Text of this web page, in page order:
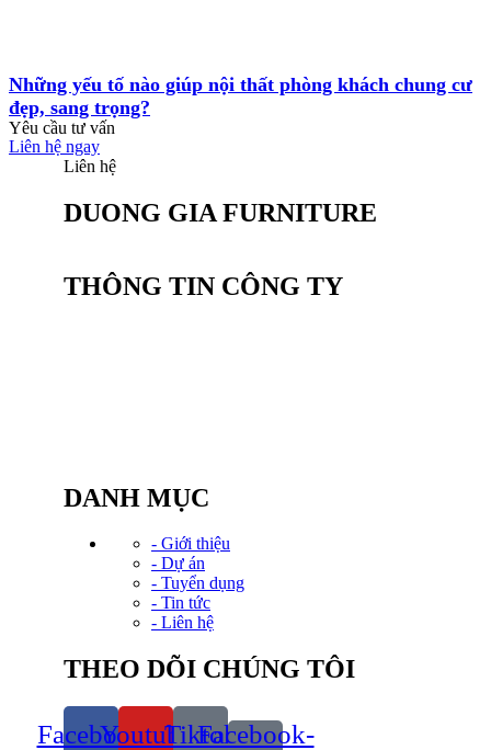
Những yếu tố nào giúp nội thất phòng khách chung cư
đẹp, sang trọng?
Yêu cầu tư vấn
Liên hệ ngay
Liên hệ
DUONG GIA FURNITURE
THÔNG TIN CÔNG TY
DANH MỤC
- Giới thiệu
- Dự án
- Tuyển dụng
- Tin tức
- Liên hệ
THEO DÕI CHÚNG TÔI
FacebookYoutubeTiktok
Facebook-